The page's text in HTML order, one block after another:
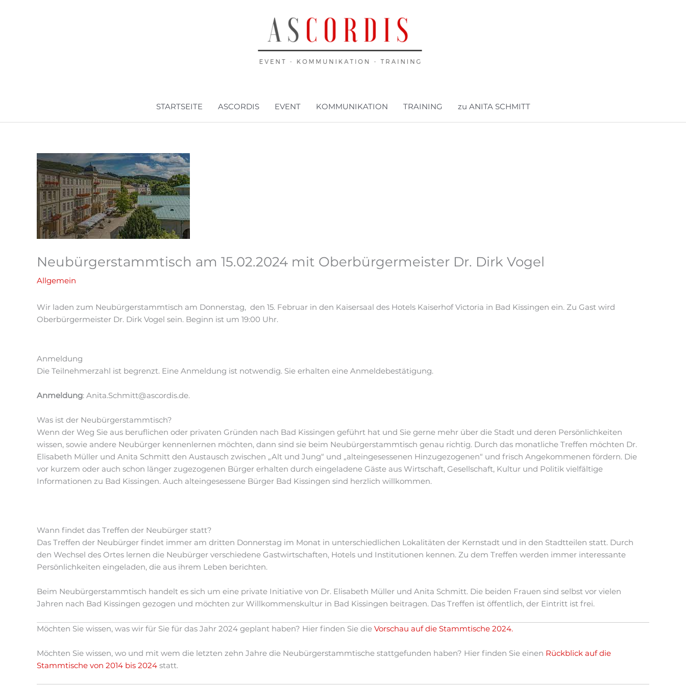
STARTSEITE ASCORDIS EVENT KOMMUNIKATION TRAINING zu ANITA SCHMITT
Neubürgerstammtisch am 15.02.2024 mit Oberbürgermeister Dr. Dirk Vogel
Allgemein
Wir laden zum Neubürgerstammtisch am Donnerstag, den 15. Februar in den Kaisersaal des Hotels Kaiserhof Victoria in Bad Kissingen ein. Zu Gast wird
Oberbürgermeister Dr. Dirk Vogel sein. Beginn ist um 19:00 Uhr.
Anmeldung
Die Teilnehmerzahl ist begrenzt. Eine Anmeldung ist notwendig. Sie erhalten eine Anmeldebestätigung.
Anmeldung: Anita.Schmitt@ascordis.de.
Was ist der Neubürgerstammtisch?
Wenn der Weg Sie aus beruflichen oder privaten Gründen nach Bad Kissingen geführt hat und Sie gerne mehr über die Stadt und deren Persönlichkeiten
wissen, sowie andere Neubürger kennenlernen möchten, dann sind sie beim Neubürgerstammtisch genau richtig. Durch das monatliche Treffen möchten Dr.
Elisabeth Müller und Anita Schmitt den Austausch zwischen „Alt und Jung“ und „alteingesessenen Hinzugezogenen“ und frisch Angekommenen fördern. Die
vor kurzem oder auch schon länger zugezogenen Bürger erhalten durch eingeladene Gäste aus Wirtschaft, Gesellschaft, Kultur und Politik vielfältige
Informationen zu Bad Kissingen. Auch alteingesessene Bürger Bad Kissingen sind herzlich willkommen.
Wann findet das Treffen der Neubürger statt?
Das Treffen der Neubürger findet immer am dritten Donnerstag im Monat in unterschiedlichen Lokalitäten der Kernstadt und in den Stadtteilen statt. Durch
den Wechsel des Ortes lernen die Neubürger verschiedene Gastwirtschaften, Hotels und Institutionen kennen. Zu dem Treffen werden immer interessante
Persönlichkeiten eingeladen, die aus ihrem Leben berichten.
Beim Neubürgerstammtisch handelt es sich um eine private Initiative von Dr. Elisabeth Müller und Anita Schmitt. Die beiden Frauen sind selbst vor vielen
Jahren nach Bad Kissingen gezogen und möchten zur Willkommenskultur in Bad Kissingen beitragen. Das Treffen ist öffentlich, der Eintritt ist frei.
Möchten Sie wissen, was wir für Sie für das Jahr 2024 geplant haben? Hier finden Sie die Vorschau auf die Stammtische 2024.
Möchten Sie wissen, wo und mit wem die letzten zehn Jahre die Neubürgerstammtische stattgefunden haben? Hier finden Sie einen Rückblick auf die
Stammtische von 2014 bis 2024 statt.